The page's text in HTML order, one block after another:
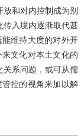
和对内控制成为别
传入境内逐渐取代甚
维持大度的对外开
文化对本土文化的
关系问题，或可从儒
控的视角来加以解